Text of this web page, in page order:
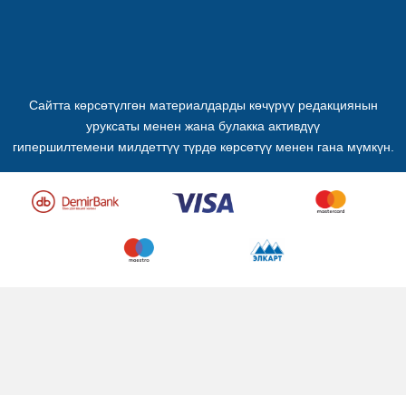
Сайтта көрсөтүлгөн материалдарды көчүрүү редакциянын
уруксаты менен жана булакка активдүү
гипершилтемени милдеттүү түрдө көрсөтүү менен гана мүмкүн.